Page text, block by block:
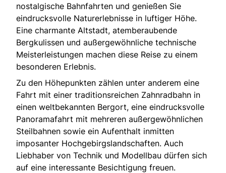
nostalgische Bahnfahrten und genießen Sie
eindrucksvolle Naturerlebnisse in luftiger Höhe.
Eine charmante Altstadt, atemberaubende
Bergkulissen und außergewöhnliche technische
Meisterleistungen machen diese Reise zu einem
besonderen Erlebnis.
Zu den Höhepunkten zählen unter anderem eine
Fahrt mit einer traditionsreichen Zahnradbahn in
einen weltbekannten Bergort, eine eindrucksvolle
Panoramafahrt mit mehreren außergewöhnlichen
Steilbahnen sowie ein Aufenthalt inmitten
imposanter Hochgebirgslandschaften. Auch
Liebhaber von Technik und Modellbau dürfen sich
auf eine interessante Besichtigung freuen.